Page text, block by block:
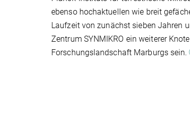
ebenso hochaktuellen wie breit
Laufzeit von zunächst sieben Jahren
Zentrum SYNMIKRO ein weiterer
Forschungslandschaft Marburgs sein.